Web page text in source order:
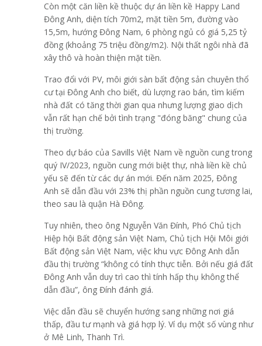
Còn một căn liền kề thuộc dự án liền kề Happy Land
Đông Anh, diện tích 70m2, mặt tiền 5m, đường vào
15,5m, hướng Đông Nam, 6 phòng ngủ có giá 5,25 tỷ
đồng (khoảng 75 triệu đồng/m2). Nội thất ngôi nhà đã
xây thô và hoàn thiện mặt tiền.
Trao đổi với PV, môi giới sàn bất động sản chuyên thổ
cư tại Đông Anh cho biết, dù lượng rao bán, tìm kiếm
nhà đất có tăng thời gian qua nhưng lượng giao dịch
vẫn rất hạn chế bởi tình trạng "đóng băng" chung của
thị trường.
Theo dự báo của Savills Việt Nam về nguồn cung trong
quý IV/2023, nguồn cung mới biệt thự, nhà liền kề chủ
yếu sẽ đến từ các dự án mới. Đến năm 2025, Đông
Anh sẽ dẫn đầu với 23% thị phần nguồn cung tương lai,
theo sau là quận Hà Đông.
Tuy nhiên, theo ông Nguyễn Văn Đính, Phó Chủ tịch
Hiệp hội Bất động sản Việt Nam, Chủ tịch Hội Môi giới
Bất động sản Việt Nam, việc khu vực Đông Anh dẫn
đầu thị trường “không có tính thực tiễn. Bởi nếu giá đất
Đông Anh vẫn duy trì cao thì tính hấp thụ không thể
dẫn đầu”, ông Đính đánh giá.
Việc dẫn đầu sẽ chuyển hướng sang những nơi giá
thấp, đầu tư mạnh và giá hợp lý. Ví dụ một số vùng như
ở Mê Linh, Thanh Trì.